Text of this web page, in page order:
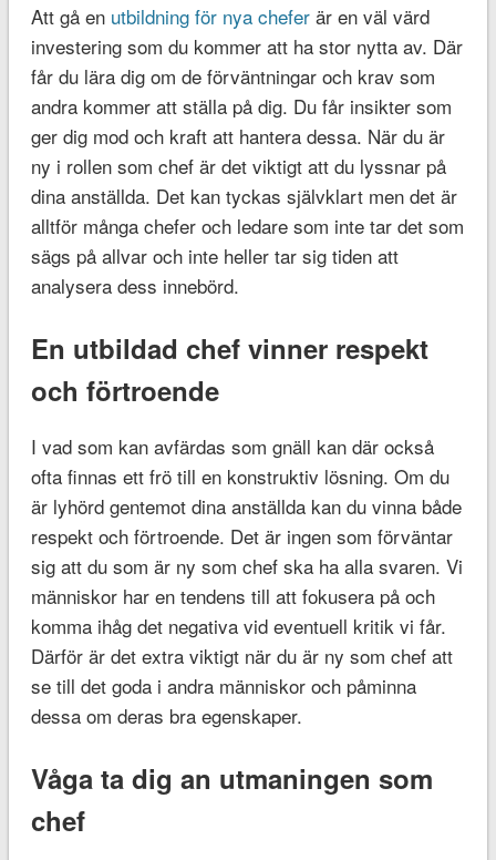
Att gå en utbildning för nya cheferär en väl värd
investering som du kommer att ha stor nytta av. Där
får du lära dig om de förväntningar och krav som
andra kommer att ställa på dig. Du får insikter som
ger dig mod och kraft att hantera dessa. När du är
ny i rollen som chef är det viktigt att du lyssnar på
dina anställda. Det kan tyckas självklart men det är
alltför många chefer och ledare som inte tar det som
sägs på allvar och inte heller tar sig tiden att
analysera dess innebörd.
En utbildad chef vinner respekt
och förtroende
I vad som kan avfärdas som gnäll kan där också
ofta finnas ett frö till en konstruktiv lösning. Om du
är lyhörd gentemot dina anställda kan du vinna både
respekt och förtroende. Det är ingen som förväntar
sig att du som är ny som chef ska ha alla svaren. Vi
människor har en tendens till att fokusera på och
komma ihåg det negativa vid eventuell kritik vi får.
Därför är det extra viktigt när du är ny som chef att
se till det goda i andra människor och påminna
dessa om deras bra egenskaper.
Våga ta dig an utmaningen som
chef